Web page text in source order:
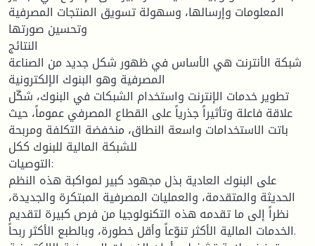
المعلومات وإرسالها، وسهولة تسويق المنتجات المصرفية
وتحسين صورتها
النتائج
شبكة الأنترنت هي الأساس في ظهور شكل جديد من الصناعة
المصرفية وهو البنوك الإلكترونية
تطوير خدمات الإنترنت واستخدام الشبكات في البنوك، شكّل
علاقة فاعلة وتأثيراً جذرياً على القطاع المصرفي عموماً، حيث
باتت الاستخدامات واسعة النطاق، منخفضة التكلفة ومربحة
للشبكة المالية للبنوك ككل
التوصيات:
على البنوك العادية بذل مجهود كبير لمواكبة هذه النظم
الحديثة والمتقدمة، والعمليات المصرفية المبتكرة والجديدة،
نظراً إلى ما تقدمه هذه التكنولوجيا من فرص كبيرة لتقديم
الخدمات المالية الأكثر تنوّعاً وأقل خطورة، وبالطبع الأكثر ربحاً.